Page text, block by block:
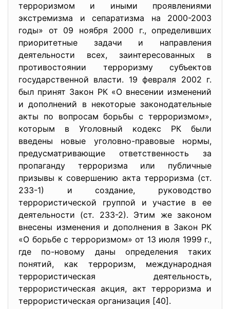
терроризмом и иными проявлениями
экстремизма и сепаратизма на 2000-2003
годы» от 09 ноября 2000 г., определивших
приоритетные задачи и направления
деятельности всех, заинтересованных в
противостоянии терроризму субъектов
государственной власти. 19 февраля 2002 г.
был принят Закон РК «О внесении изменений
и дополнений в некоторые законодательные
акты по вопросам борьбы с терроризмом»,
которым в Уголовный кодекс РК были
введены новые уголовно-правовые нормы,
предусматривающие ответственность за
пропаганду терроризма или публичные
призывы к совершению акта терроризма (ст.
233-1) и создание, руководство
террористической группой и участие в ее
деятельности (ст. 233-2). Этим же законом
внесены изменения и дополнения в Закон РК
«О борьбе с терроризмом» от 13 июля 1999 г.,
где по-новому даны определения таких
понятий, как терроризм, международная
террористическая деятельность,
террористическая акция, акт терроризма и
террористическая организация [40].